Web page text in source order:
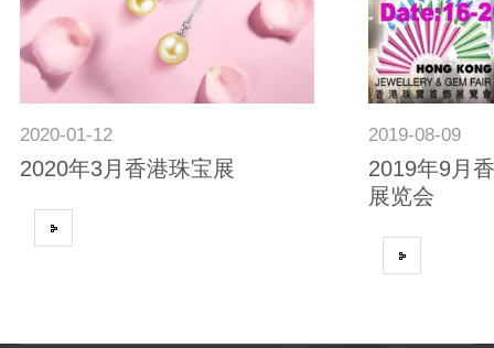
2020 01-12
2020年3月香港珠宝展
2019 08-09
2019年9月
展览会